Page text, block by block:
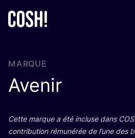
MARQUE
Avenir
Cette marque a été incluse dans
contri­bu­tion rému­né­rée de l’une des